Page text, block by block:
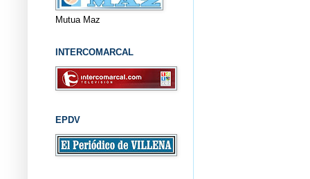
Mutua Maz
INTERCOMARCAL
EPDV